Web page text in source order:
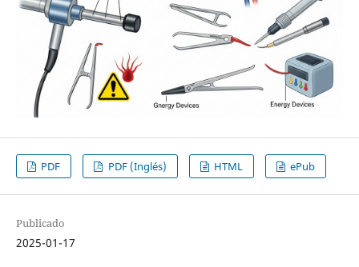
PDF PDF (Inglés) HTML ePub
Publicado
2025-01-17